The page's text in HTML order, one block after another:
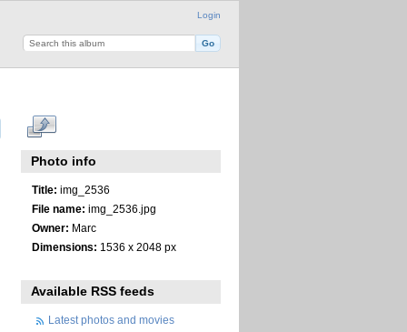
Login
Photo info
Title: img_2536
File name: img_2536.jpg
Owner: Marc
Dimensions: 1536 x 2048 px
Available RSS feeds
Latest photos and movies